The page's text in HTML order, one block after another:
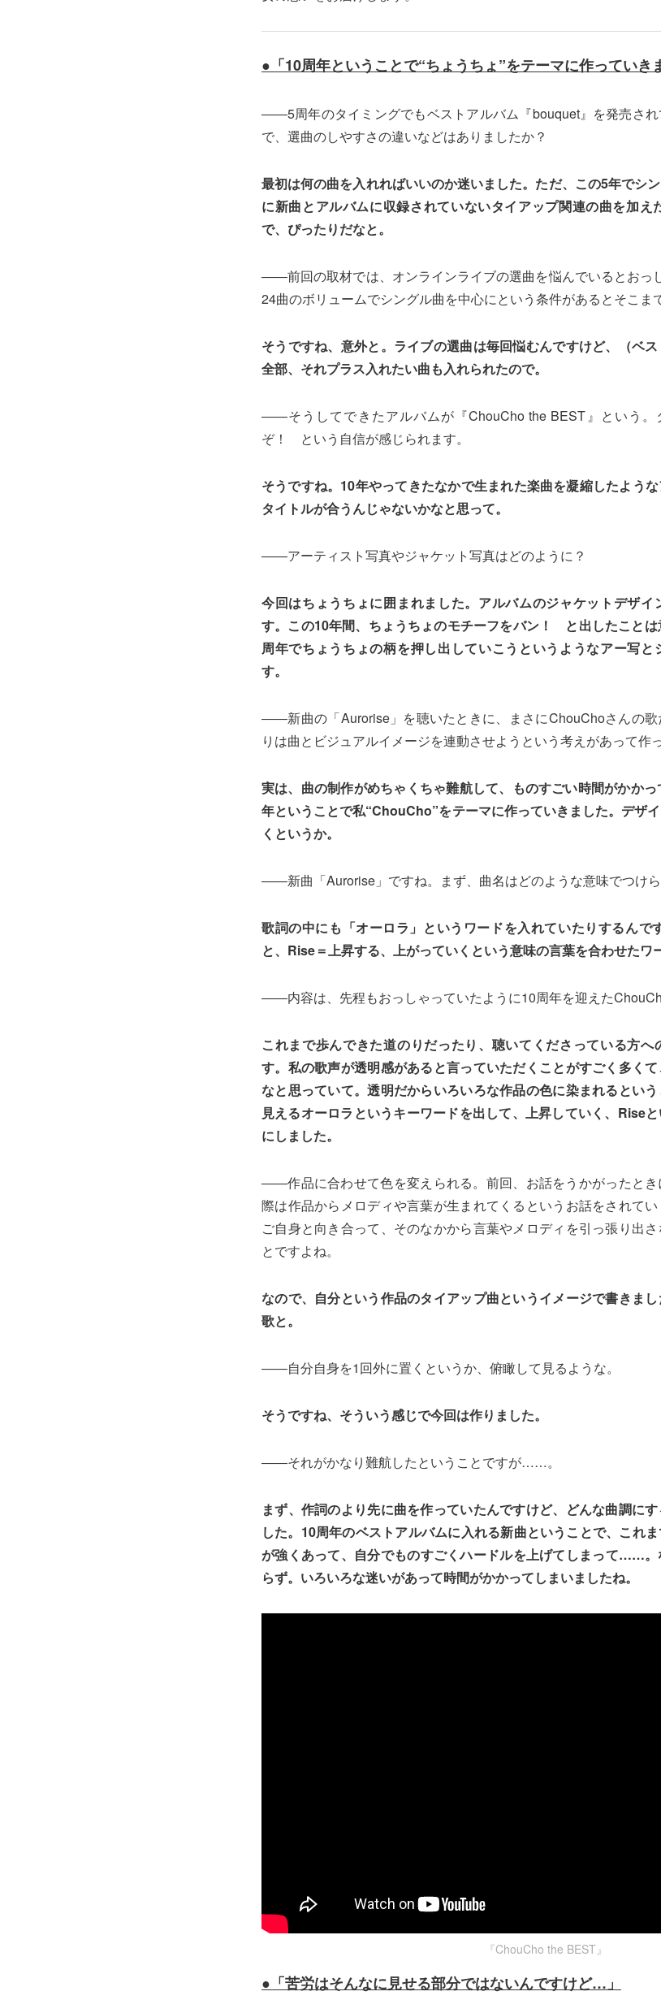
●「10周年ということで“ちょうちょ”をテーマに作っていき
――5周年のタイミングでもベストアルバム『bouquet』を発売さ
で、選曲のしやすさの違いなどはありましたか？
最初は何の曲を入れればいいのか迷いました。ただ、この5年でシ
に新曲とアルバムに収録されていないタイアップ関連の曲を加え
で、ぴったりだなと。
――前回の取材では、オンラインライブの選曲を悩んでいるとおっ
24曲のボリュームでシングル曲を中心にという条件があるとそこま
そうですね、意外と。ライブの選曲は毎回悩むんですけど、（ベ
全部、それプラス入れたい曲も入れられたので。
――そうしてできたアルバムが『ChouCho the BEST』という。
ぞ！ という自信が感じられます。
そうですね。10年やってきたなかで生まれた楽曲を凝縮したよう
タイトルが合うんじゃないかなと思って。
――アーティスト写真やジャケット写真はどのように？
今回はちょうちょに囲まれました。アルバムのジャケットデザイ
す。この10年間、ちょうちょのモチーフをバン！ と出したこと
周年でちょうちょの柄を押し出していこうというようなアー写と
す。
――新曲の「Aurorise」を聴いたときに、まさにChouChoさんの歌
りは曲とビジュアルイメージを連動させようという考えがあって作
実は、曲の制作がめちゃくちゃ難航して、ものすごい時間がかか
年ということで私“ChouCho”をテーマに作っていきました。デザ
くというか。
――新曲「Aurorise」ですね。まず、曲名はどのような意味でつけら
歌詞の中にも「オーロラ」というワードを入れていたりするんで
と、Rise＝上昇する、上がっていくという意味の言葉を合わせたワ
――内容は、先程もおっしゃっていたように10周年を迎えた
これまで歩んできた道のりだったり、聴いてくださっている方へ
す。私の歌声が透明感があると言っていただくことがすごく多く
なと思っていて。透明だからいろいろな作品の色に染まれるとい
見えるオーロラというキーワードを出して、上昇していく、Rise
にしました。
――作品に合わせて色を変えられる。前回、お話をうかがったとき
際は作品からメロディや言葉が生まれてくるというお話をされて
ご自身と向き合って、そのなかから言葉やメロディを引っ張り出
とですよね。
なので、自分という作品のタイアップ曲というイメージで書きま
歌と。
――自分自身を1回外に置くというか、俯瞰して見るような。
そうですね、そういう感じで今回は作りました。
――それがかなり難航したということですが……。
まず、作詞のより先に曲を作っていたんですけど、どんな曲調に
した。10周年のベストアルバムに入れる新曲ということで、これ
が強くあって、自分でものすごくハードルを上げてしまって……。
らず。いろいろな迷いがあって時間がかかってしまいましたね。
『ChouCho the BEST』
●「苦労はそんなに見せる部分ではないんですけど…」